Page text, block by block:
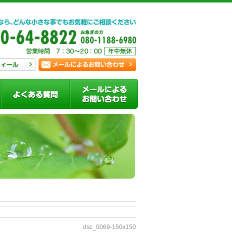
dsc_0069-150x150